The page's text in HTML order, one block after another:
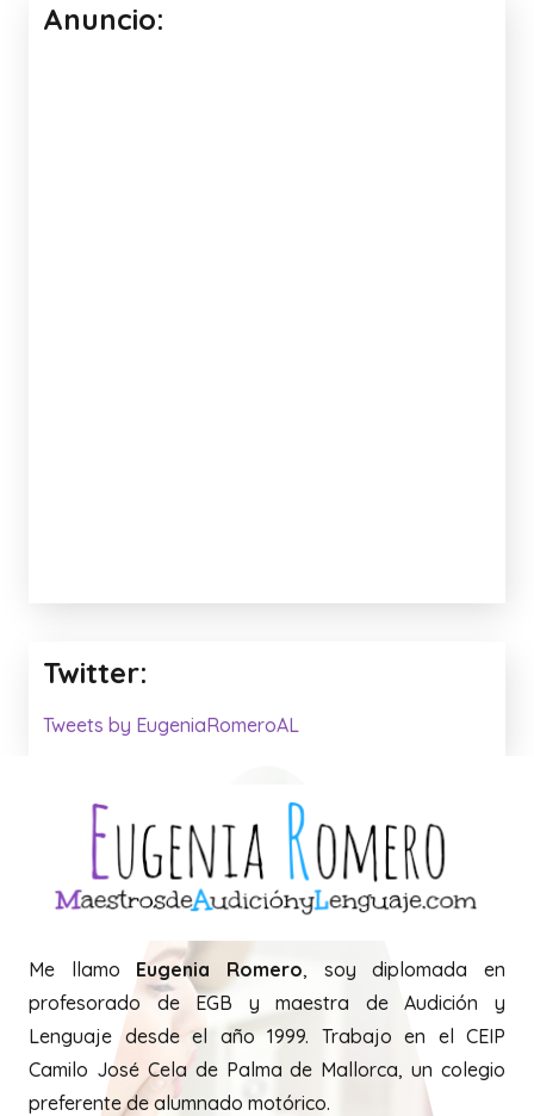
Anuncio:
Twitter:
Tweets by EugeniaRomeroAL
Me llamo Eugenia Romero, soy diplomada en
profesorado de EGB y maestra de Audición y
Lenguaje desde el año 1999. Trabajo en el CEIP
Camilo José Cela de Palma de Mallorca, un colegio
preferente de alumnado motórico.